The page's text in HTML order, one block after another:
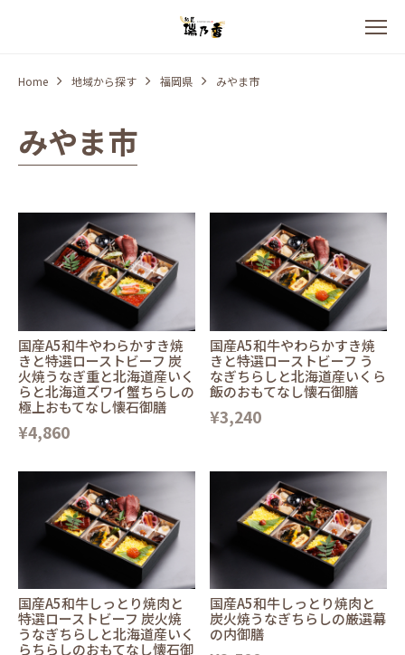
Home 地域から探す 福岡県 みやま市
みやま市
国産A5和牛やわらかすき焼
きと特選ローストビーフ 炭
火焼うなぎ重と北海道産いく
らと北海道ズワイ蟹ちらしの
極上おもてなし懐石御膳
¥4,860
国産A5和牛やわらかすき焼
きと特選ローストビーフ う
なぎちらしと北海道産いくら
飯のおもてなし懐石御膳
¥3,240
国産A5和牛しっとり焼肉と
特選ローストビーフ 炭火焼
うなぎちらしと北海道産いく
らちらしのおもてなし懐石御
国産A5和牛しっとり焼肉と
炭火焼うなぎちらしの厳選幕
の内御膳